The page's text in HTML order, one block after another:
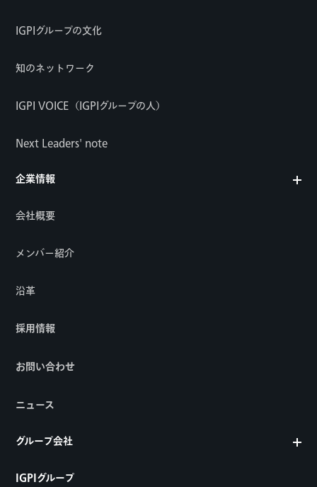
IGPIグループの文化
知のネットワーク
IGPI VOICE（IGPIグループの人）
Next Leaders' note
企業情報
会社概要
メンバー紹介
沿革
採用情報
お問い合わせ
ニュース
グループ会社
IGPIグループ